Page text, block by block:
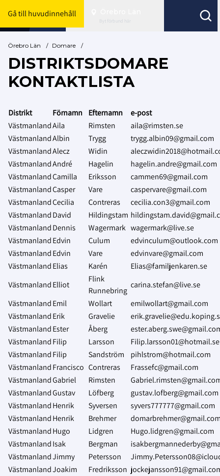
Gå till huvudinnehåll
Byt förbund här
Örebro Län / Domare /
DISTRIKTSDOMARE
KONTAKTLISTA
Distrikt Förnamn Efternamn
e-post
VästmanlandAila Rimsten
aila@rimsten.se
VästmanlandAlbin Trygg
trygg.albin09@gmail.com
VästmanlandAlecz Widin
VästmanlandAndré Hagelin
hagelin.andre@gmail.com
VästmanlandCamilla Eriksson
cammen69@gmail.com
VästmanlandCasper Vare
caspervare@gmail.com
VästmanlandCecilia Contreras
cecilia.con3@gmail.com
VästmanlandDavid Hildingstam
VästmanlandDennis Wagermark wagermark@live.se
VästmanlandEdvin Culum
edvinculum@outlook.com
VästmanlandEdvin Vare
edvinvare@gmail.com
VästmanlandElias Karén
Elias@familjenkaren.se
VästmanlandElliot
Flink
Runnebring
carina.stefan@live.se
VästmanlandEmil Wollart
emilwollart@gmail.com
VästmanlandErik Gravelie
VästmanlandEster Åberg
VästmanlandFilip Larsson
Filip.larsson01@hotmail.se
VästmanlandFilip Sandström
pihlstrom@hotmail.com
VästmanlandFrancisco Contreras
Frassefc@gmail.com
VästmanlandGabriel Rimsten
VästmanlandGustav Löfberg
gustav.lofberg@gmail.com
VästmanlandHenrik Syversen
syvers777777@gmail.com
VästmanlandHenrik Brehmer
VästmanlandHugo Lidgren
Hugo.lidgren@gmail.com
VästmanlandIsak Bergman
VästmanlandJimmy Petersson
VästmanlandJoakim Fredriksson